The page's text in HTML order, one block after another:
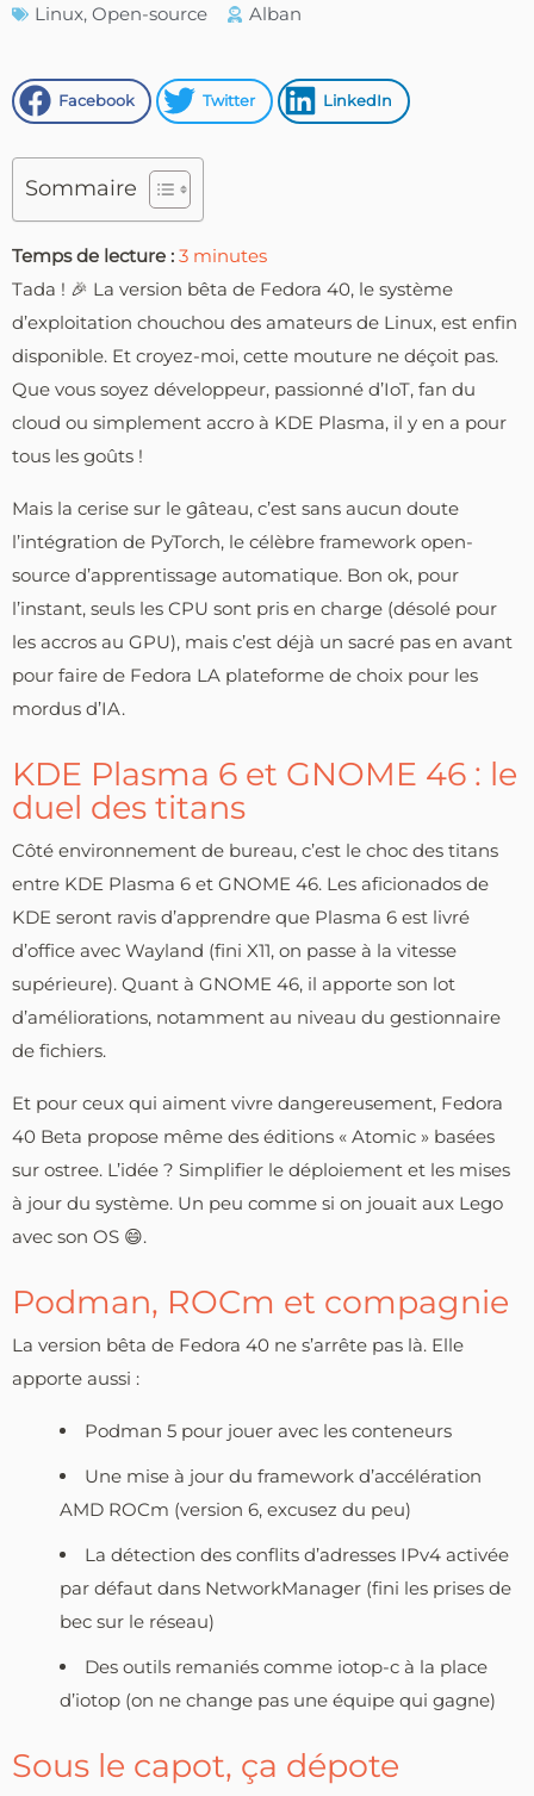
Linux, Open-source Alban
Facebook Twitter LinkedIn
Sommaire
Temps de lecture : 3 minutes
Tada ! 🎉 La version bêta de Fedora 40, le système
d’exploitation chouchou des amateurs de Linux, est enfin
disponible. Et croyez-moi, cette mouture ne déçoit pas.
Que vous soyez développeur, passionné d’IoT, fan du
cloud ou simplement accro à KDE Plasma, il y en a pour
tous les goûts !
Mais la cerise sur le gâteau, c’est sans aucun doute
l’intégration de PyTorch, le célèbre framework open-
source d’apprentissage automatique. Bon ok, pour
l’instant, seuls les CPU sont pris en charge (désolé pour
les accros au GPU), mais c’est déjà un sacré pas en avant
pour faire de Fedora LA plateforme de choix pour les
mordus d’IA.
KDE Plasma 6 et GNOME 46 : le
duel des titans
Côté environnement de bureau, c’est le choc des titans
entre KDE Plasma 6 et GNOME 46. Les aficionados de
KDE seront ravis d’apprendre que Plasma 6 est livré
d’office avec Wayland (fini X11, on passe à la vitesse
supérieure). Quant à GNOME 46, il apporte son lot
d’améliorations, notamment au niveau du gestionnaire
de fichiers.
Et pour ceux qui aiment vivre dangereusement, Fedora
40 Beta propose même des éditions « Atomic » basées
sur ostree. L’idée ? Simplifier le déploiement et les mises
à jour du système. Un peu comme si on jouait aux Lego
avec son OS 😄.
Podman, ROCm et compagnie
La version bêta de Fedora 40 ne s’arrête pas là. Elle
apporte aussi :
Podman 5 pour jouer avec les conteneurs
Une mise à jour du framework d’accélération
AMD ROCm (version 6, excusez du peu)
La détection des conflits d’adresses IPv4 activée
par défaut dans NetworkManager (fini les prises de
bec sur le réseau)
Des outils remaniés comme iotop-c à la place
d’iotop (on ne change pas une équipe qui gagne)
Sous le capot, ça dépote